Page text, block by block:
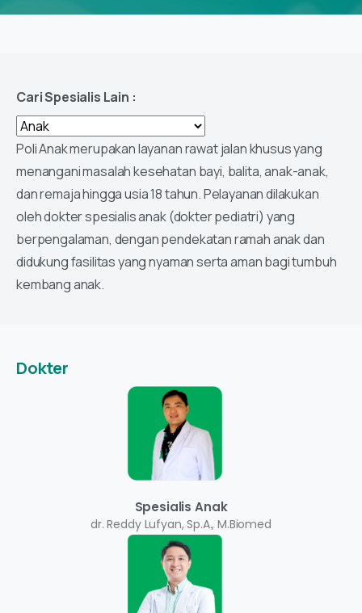
Cari Spesialis Lain :
Poli Anak merupakan layanan rawat jalan khusus yang
menangani masalah kesehatan bayi, balita, anak-anak,
dan remaja hingga usia 18 tahun. Pelayanan dilakukan
oleh dokter spesialis anak (dokter pediatri) yang
berpengalaman, dengan pendekatan ramah anak dan
didukung fasilitas yang nyaman serta aman bagi tumbuh
kembang anak.
Dokter
Spesialis Anak
dr. Reddy Lufyan, Sp.A., M.Biomed